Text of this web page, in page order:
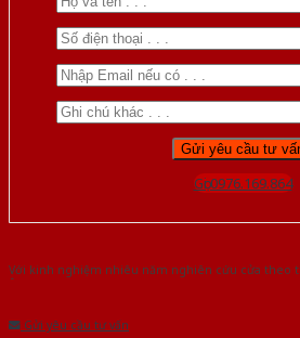
Gọi 0976.169.864
Với kinh nghiệm nhiêu năm nghiên cứu cửa theo
Âu.Chúng tôi tự tin là nhà sản xuất & cung cấp
Gửi yêu cầu tư vấn